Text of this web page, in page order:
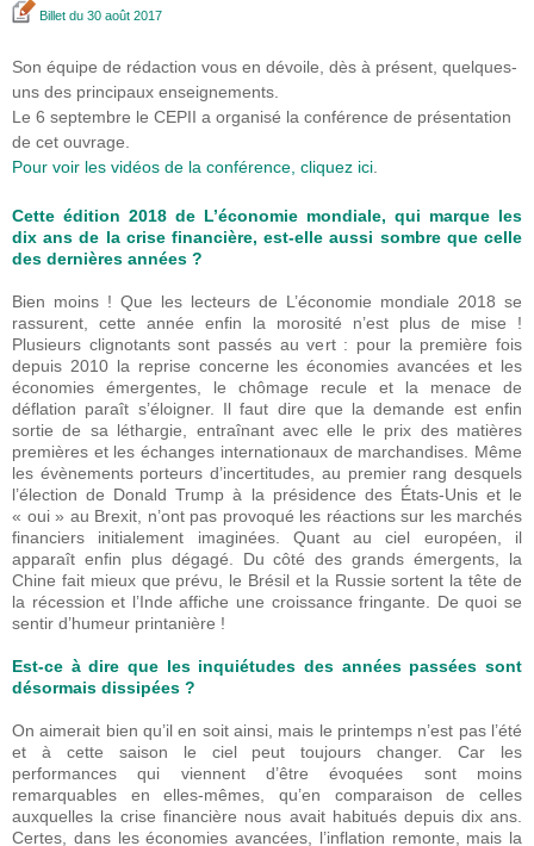
Billet du 30 août 2017
Son équipe de rédaction vous en dévoile, dès à présent, quelques-
uns des principaux enseignements.
Le 6 septembre le CEPII a organisé la conférence de présentation
de cet ouvrage.
Pour voir les vidéos de la conférence, cliquez ici.
Cette édition 2018 de L’économie mondiale, qui marque les
dix ans de la crise financière, est-elle aussi sombre que celle
des dernières années ?
Bien moins ! Que les lecteurs de L’économie mondiale 2018 se
rassurent, cette année enfin la morosité n’est plus de mise !
Plusieurs clignotants sont passés au vert : pour la première fois
depuis 2010 la reprise concerne les économies avancées et les
économies émergentes, le chômage recule et la menace de
déflation paraît s’éloigner. Il faut dire que la demande est enfin
sortie de sa léthargie, entraînant avec elle le prix des matières
premières et les échanges internationaux de marchandises. Même
les évènements porteurs d’incertitudes, au premier rang desquels
l’élection de Donald Trump à la présidence des États-Unis et le
« oui » au Brexit, n’ont pas provoqué les réactions sur les marchés
financiers initialement imaginées. Quant au ciel européen, il
apparaît enfin plus dégagé. Du côté des grands émergents, la
Chine fait mieux que prévu, le Brésil et la Russie sortent la tête de
la récession et l’Inde affiche une croissance fringante. De quoi se
sentir d’humeur printanière !
Est-ce à dire que les inquiétudes des années passées sont
désormais dissipées ?
On aimerait bien qu’il en soit ainsi, mais le printemps n’est pas l’été
et à cette saison le ciel peut toujours changer. Car les
performances qui viennent d’être évoquées sont moins
remarquables en elles-mêmes, qu’en comparaison de celles
auxquelles la crise financière nous avait habitués depuis dix ans.
Certes, dans les économies avancées, l’inflation remonte, mais la